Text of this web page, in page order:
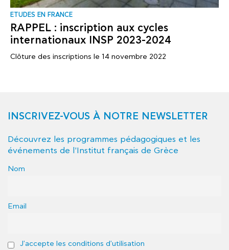
ΕTUDES EN FRANCE
RAPPEL : inscription aux cycles
internationaux INSP 2023-2024
Clôture des inscriptions le 14 novembre 2022
INSCRIVEZ-VOUS À NOTRE NEWSLETTER
Découvrez les programmes pédagogiques et les
événements de l'Institut français de Grèce
Nom
Email
J'accepte les conditions d'utilisation